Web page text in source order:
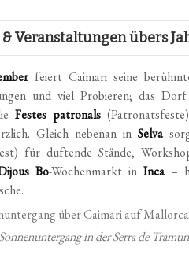
& Veranstaltungen übers
feiert Caimari seine
und viel Probieren; das
Festes patronals
Gleich nebenan inSelva
für duftende Stände,
Bo-Wochenmarkt inInca–
in der Serra de